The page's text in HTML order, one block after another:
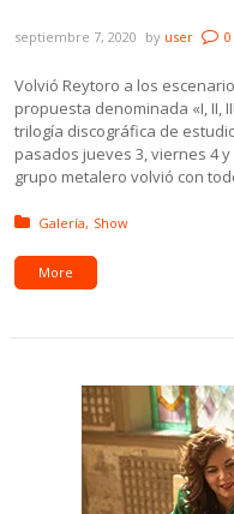
septiembre 7, 2020 by user 0
Volvió Reytoro a los
propuesta denominada «I, II,
trilogía discográfica de
pasados jueves 3, viernes 4
grupo metalero volvió con
Posted in:
Galería Show
More